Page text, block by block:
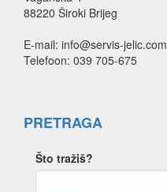
88220 Široki Brijeg
E-mail: info@servis-jelic.com
Telefoon: 039 705-675
PRETRAGA
Što tražiš?